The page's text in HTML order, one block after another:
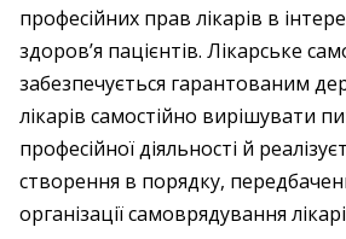
професійних прав лікарів в
здоров’я пацієнтів. Лікарське
забезпечується гарантованим
лікарів самостійно вирішувати
професійної діяльності й
створення в порядку,
організації самоврядування